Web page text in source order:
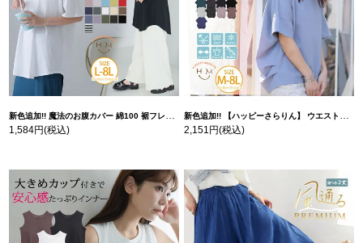
新色追加!! 魔法のお腹カバー 綿100 裾フレア Tシャツ | 大きいサイズの通販ならハッピーマリリン
1,584円(税込)
新色追加!! 【ハッピーさらりん】 ウエストタック入り スッキリ魅せ コクーントップス | 大きいサイズの通販ならハッピーマリリン
2,151円(税込)